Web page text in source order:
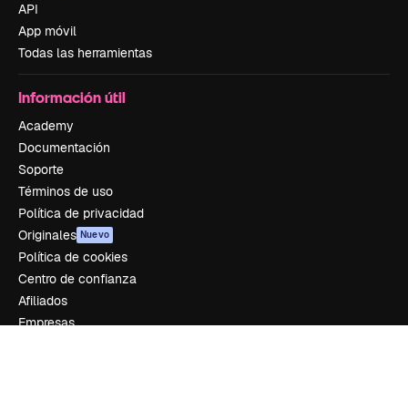
API
App móvil
Todas las herramientas
Información útil
Academy
Documentación
Soporte
Términos de uso
Política de privacidad
Originales Nuevo
Política de cookies
Centro de confianza
Afiliados
Empresas